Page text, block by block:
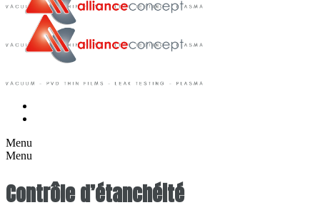
Menu
Menu
Contrôle d’étanchéité